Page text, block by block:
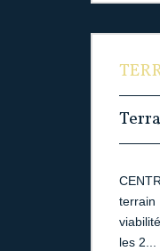
terrain
les 2...